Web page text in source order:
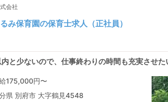
会社
み保育園の保育士求人（正社員）
と少ないので、仕事終わりの時間も充実させ
175,000円〜
県 別府市 大字鶴見4548